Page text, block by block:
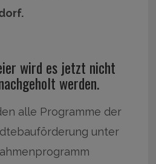
wird es jetzt nicht
werden.
alle Programme der
unter